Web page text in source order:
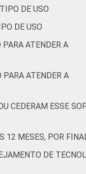
DE USO
DE USO
ATENDER A
PARA ATENDER A
CEDERAM ESSE
12 MESES, POR
DE